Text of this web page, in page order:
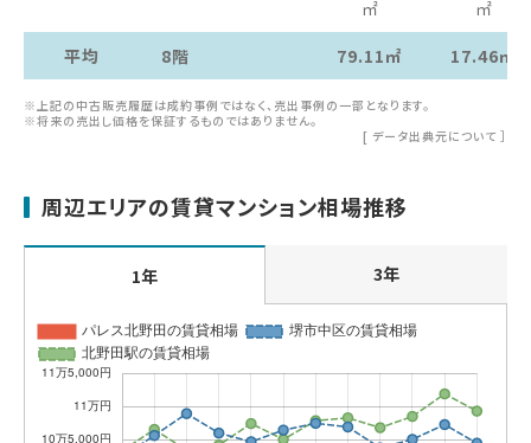
㎡
㎡
平均
8階 79.11㎡ 17.46㎡
※上記の中古販売履歴は成約事例ではなく、売出事例の一部となります。
※将来の売出し価格を保証するものではありません。
[ データ出典元について ］
周辺エリアの賃貸マンション相場推移
1年 3年